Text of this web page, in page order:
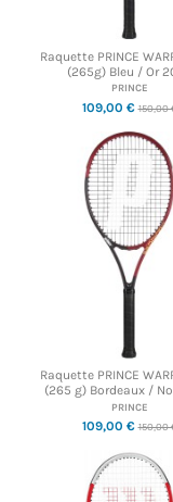
Raquette PRINCE
(265g) Bleu / Or
PRINCE
109,00 €150,00
Raquette PRINCE
(265 g) Bordeaux /
PRINCE
109,00 €150,00